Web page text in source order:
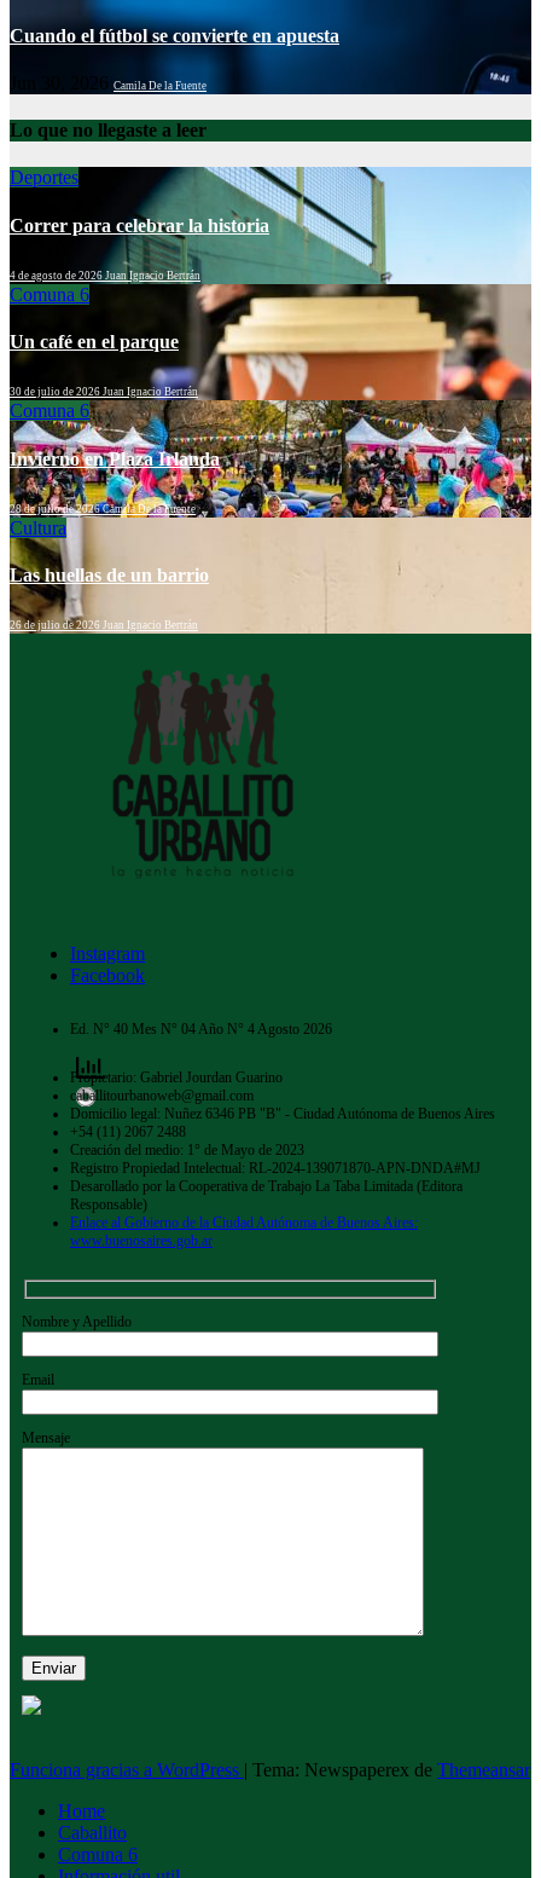
Cuando el fútbol se convierte en apuesta
Jun 30, 2026 Camila De la Fuente
Lo que no llegaste a leer
Deportes
Correr para celebrar la historia
4 de agosto de 2026 Juan Ignacio Bertrán
Comuna 6
Un café en el parque
30 de julio de 2026 Juan Ignacio Bertrán
Comuna 6
Invierno en Plaza Irlanda
28 de julio de 2026Camila De la Fuente
Cultura
Las huellas de un barrio
26 de julio de 2026 Juan Ignacio Bertrán
Instagram
Facebook
Ed. N° 40 Mes N° 04 Año N° 4 Agosto 2026
Propietario: Gabriel Jourdan Guarino
caballitourbanoweb@gmail.com
Domicilio legal: Nuñez 6346 PB "B" - Ciudad Autónoma de Buenos Aires
+54 (11) 2067 2488
Creación del medio: 1° de Mayo de 2023
Registro Propiedad Intelectual: RL-2024-139071870-APN-DNDA#MJ
Desarollado por la Cooperativa de Trabajo La Taba Limitada (Editora
Responsable)
Enlace al Gobierno de la Ciudad Autónoma de Buenos Aires:
www.buenosaires.gob.ar
Nombre y Apellido
Email
Mensaje
Funciona gracias a WordPress | Tema: Newspaperex de Themeansar
Home
Caballito
Comuna 6